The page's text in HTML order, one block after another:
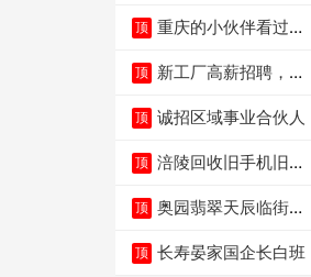
顶 重庆的小伙伴看过
本
顶 新工厂高薪招聘，普
顶 诚招区域事业合伙人
顶 涪陵回收旧手机旧电
顶 奥园翡翠天辰临街餐
顶 长寿晏家国企长白班